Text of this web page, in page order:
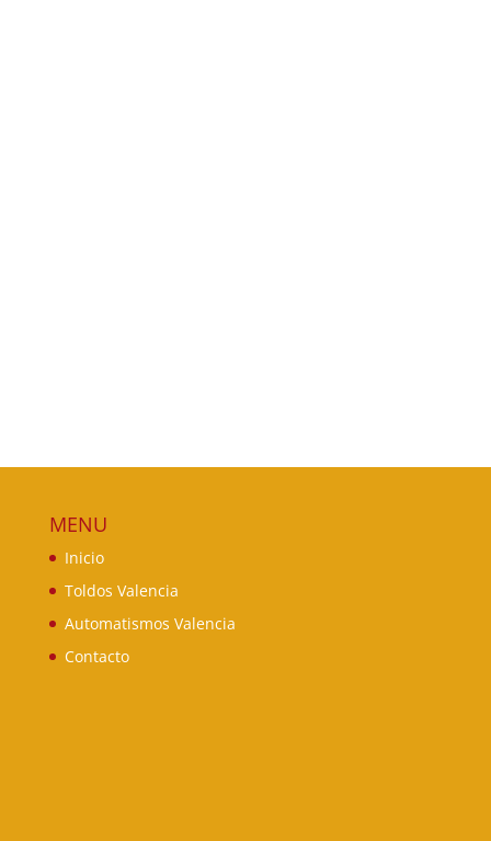
MENU
Inicio
Toldos Valencia
Automatismos Valencia
Contacto